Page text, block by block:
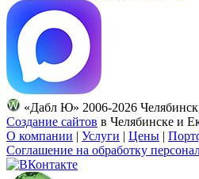
«Дабл Ю» 2006-2026
Создание сайтов в Челябинске и
О компании | Услуги | Цены |
Соглашение на обработку